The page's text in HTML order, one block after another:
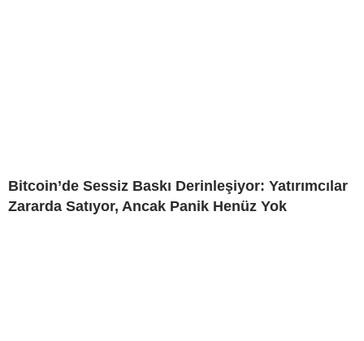
Bitcoin’de Sessiz Baskı Derinleşiyor: Yatırımcılar
Zararda Satıyor, Ancak Panik Henüz Yok